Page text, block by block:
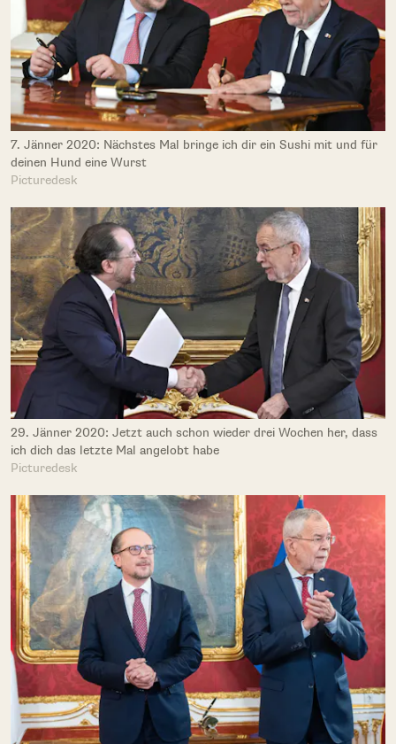
7. Jänner 2020: Nächstes Mal bringe ich dir ein Sushi mit und für
deinen Hund eine Wurst
Picturedesk
29. Jänner 2020: Jetzt auch schon wieder drei Wochen her, dass
ich dich das letzte Mal angelobt habe
Picturedesk